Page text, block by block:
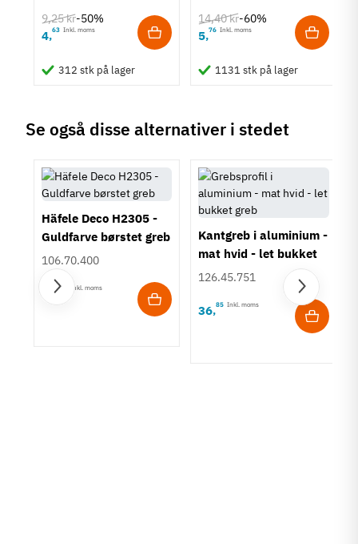
Klassisk
9,25 kr-50%
4,63 Inkl. moms
312 stk på lager
14,40 kr-60%
5,76 Inkl. moms
1131 stk på lager
Se også disse alternativer i stedet
Häfele Deco H2305 -
Guldfarve børstet greb
106.70.400
78,45 Inkl. moms
Kantgreb i aluminium -
mat hvid - let bukket
greb
126.45.751
36,85 Inkl. moms